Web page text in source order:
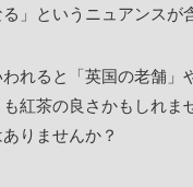
」というニュアンスが
われると「英国の老舗
紅茶の良さかもしれ
りませんか？